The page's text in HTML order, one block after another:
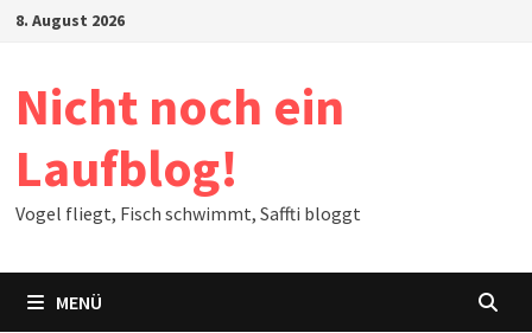
Zum8. August 2026
Nicht noch ein
Laufblog!
Vogel fliegt, Fisch schwimmt, Saffti bloggt
MENÜ